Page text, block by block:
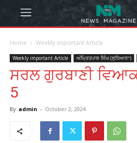
Home Weekly important Article
Weekly important Article ਅੰਮ੍ਰਿਤਪਾਲ ਸਿੰਘ (ਲੁਧਿਆਣਾ)
ਸਰਲ ਗੁਰਬਾਣੀ
5
By admin - October 2, 2024